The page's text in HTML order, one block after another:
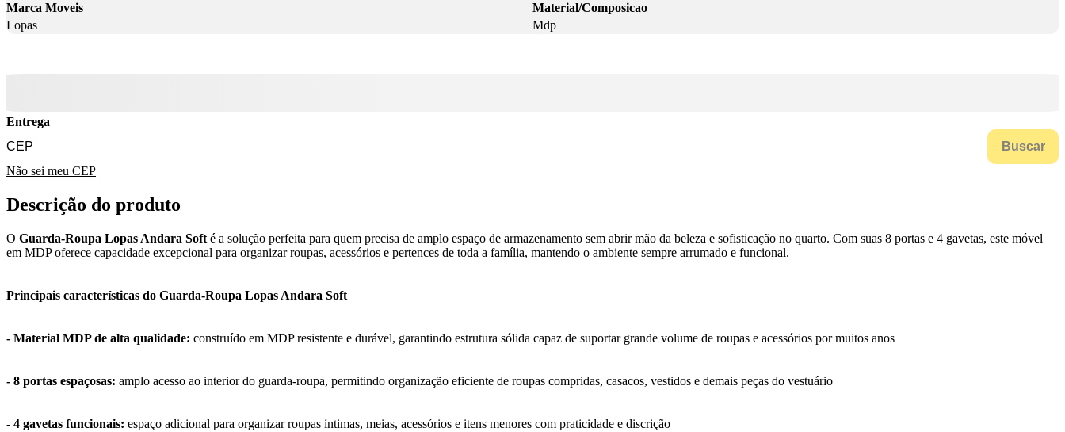
Marca Moveis
Lopas
Material/Composicao
Mdp
Entrega
Buscar
Não sei meu CEP
Descrição do produto
O Guarda-Roupa Lopas Andara Soft é a solução perfeita para quem precisa de amplo espaço de armazenamento sem abrir mão da beleza e sofisticação no quarto. Com suas 8 portas e 4 gavetas, este móvel
em MDP oferece capacidade excepcional para organizar roupas, acessórios e pertences de toda a família, mantendo o ambiente sempre arrumado e funcional.
Principais características do Guarda-Roupa Lopas Andara Soft
- Material MDP de alta qualidade: construído em MDP resistente e durável, garantindo estrutura sólida capaz de suportar grande volume de roupas e acessórios por muitos anos
- 8 portas espaçosas: amplo acesso ao interior do guarda-roupa, permitindo organização eficiente de roupas compridas, casacos, vestidos e demais peças do vestuário
- 4 gavetas funcionais: espaço adicional para organizar roupas íntimas, meias, acessórios e itens menores com praticidade e discrição